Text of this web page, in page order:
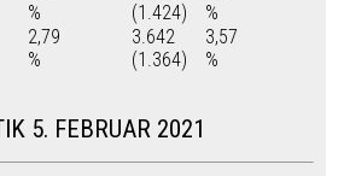
%
(1.424)
%
2,79
%
3.642
(1.364)
3,57
%
5. FEBRUAR 2021